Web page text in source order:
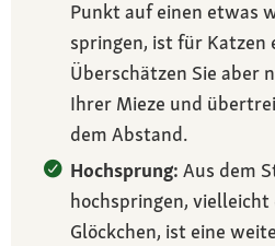
Punkt auf einen etwas
springen, ist für Katzen
Überschätzen Sie aber
Ihrer Mieze und
dem Abstand.
Hochsprung: Aus dem
hochspringen,
Glöckchen, ist eine